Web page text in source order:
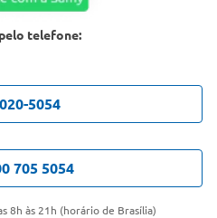
telefone:
5054
705 5054
8h às 21h (horário de Brasília)